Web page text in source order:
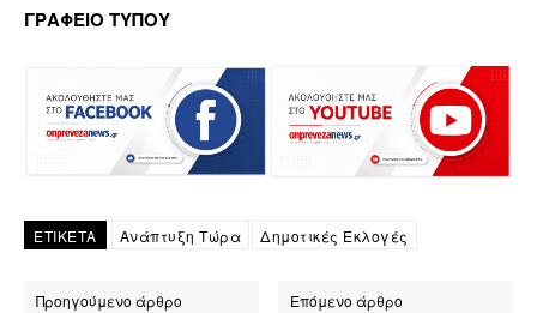
ΓΡΑΦΕΙΟ ΤΥΠΟΥ
ΕΤΙΚΕΤΑ Ανάπτυξη Τώρα Δημοτικές Εκλογές
Προηγούμενο άρθρο Επόμενο άρθρο